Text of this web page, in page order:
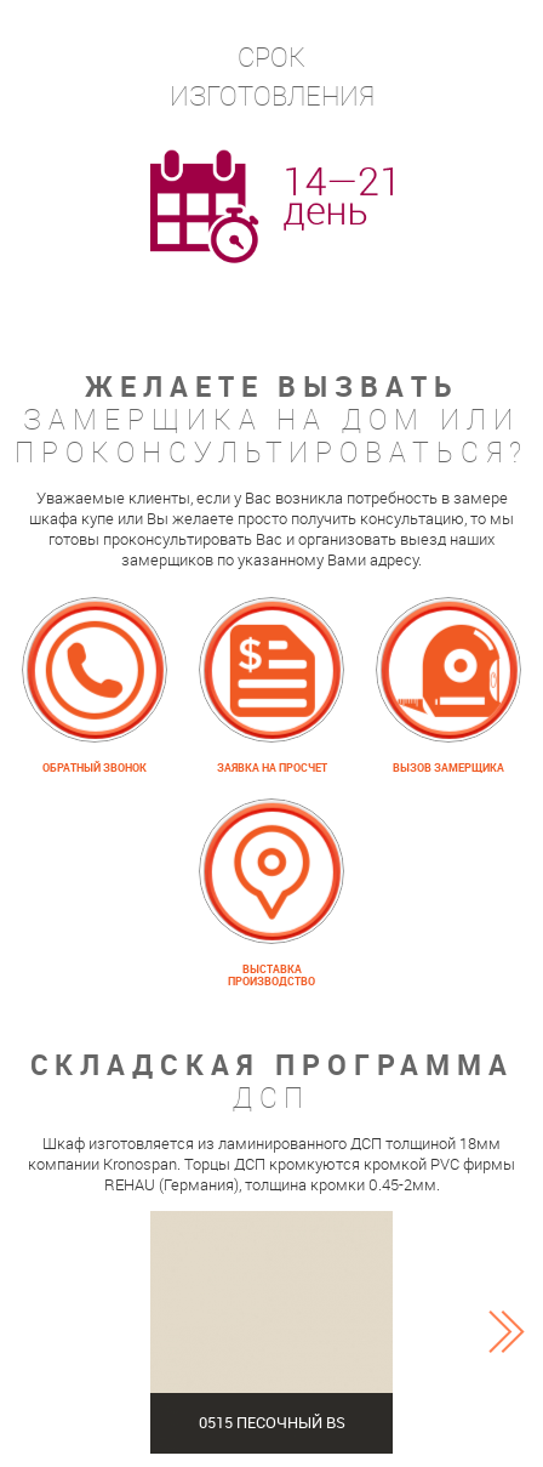
СРОК
ИЗГОТОВЛЕНИЯ
ЖЕЛАЕТЕ ВЫЗВАТЬ
ЗАМЕРЩИКА НА ДОМ ИЛИ
ПРОКОНСУЛЬТИРОВАТЬСЯ?
Уважаемые клиенты, если у Вас возникла потребность в замере
шкафа купе или Вы желаете просто получить консультацию, то мы
готовы проконсультировать Вас и организовать выезд наших
замерщиков по указанному Вами адресу.
ОБРАТНЫЙ ЗВОНОК ЗАЯВКА НА ПРОСЧЕТ ВЫЗОВ ЗАМЕРЩИКА
ВЫСТАВКА
ПРОИЗВОДСТВО
СКЛАДСКАЯ ПРОГРАММА
ДСП
Шкаф изготовляется из ламинированного ДСП толщиной 18мм
компании Kronospan. Торцы ДСП кромкуются кромкой PVC фирмы
REHAU (Германия), толщина кромки 0.45-2мм.
0515 ПЕСОЧНЫЙ BS